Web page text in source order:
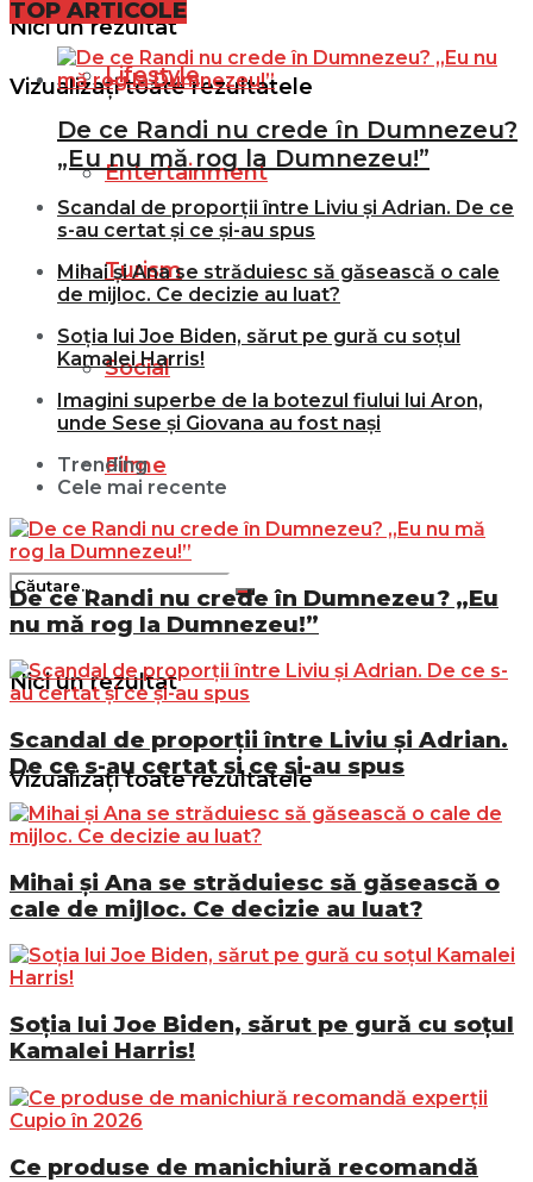
Nici un rezultat
Vizualizați toate rezultatele
Lifestyle
Entertainment
Turism
Social
Filme
Nici un rezultat
Vizualizați toate rezultatele
TOP ARTICOLE
De ce Randi nu crede în Dumnezeu?
„Eu nu mă rog la Dumnezeu!”
Scandal de proporții între Liviu și Adrian. De ce
s-au certat și ce și-au spus
Mihai și Ana se străduiesc să găsească o cale
de mijloc. Ce decizie au luat?
Soția lui Joe Biden, sărut pe gură cu soțul
Kamalei Harris!
Imagini superbe de la botezul fiului lui Aron,
unde Sese și Giovana au fost nași
Trending
Cele mai recente
De ce Randi nu crede în Dumnezeu? „Eu
nu mă rog la Dumnezeu!”
Scandal de proporții între Liviu și Adrian.
De ce s-au certat și ce și-au spus
Mihai și Ana se străduiesc să găsească o
cale de mijloc. Ce decizie au luat?
Soția lui Joe Biden, sărut pe gură cu soțul
Kamalei Harris!
Ce produse de manichiură recomandă